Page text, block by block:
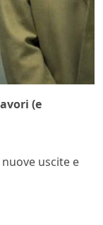
(e
uscite e